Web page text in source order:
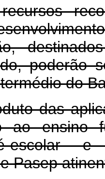
poderão
do
das
ao ensino
escolar
Pasep